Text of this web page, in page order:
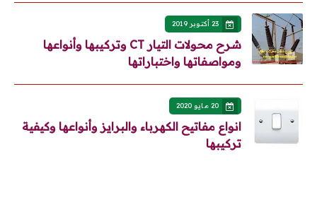
23 أكتوبر 2019
شرح محولات التيار CT وتركيبها وأنواعها
ومواصفاتها واختباراتها
20 مايو 2020
انواع مفاتيح الكهرباء والبرايز وأنواعها وكيفية
تركيبها